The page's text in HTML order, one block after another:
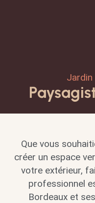
Jardin
Que vous
créer un espace
votre extérieur,
professionnel
Bordeaux et